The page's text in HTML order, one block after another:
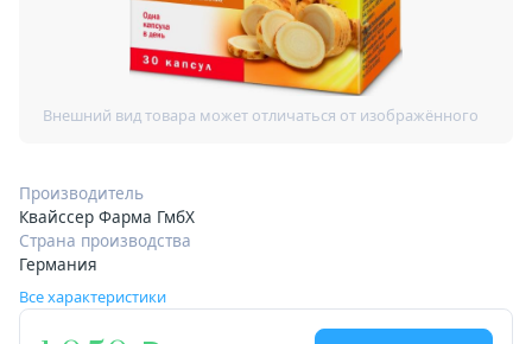
Производитель
Квайссер Фарма ГмбХ
Страна производства
Германия
Все характеристики